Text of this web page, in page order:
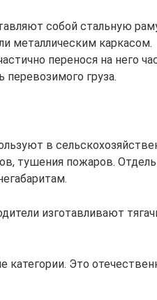
собой стальную
металлическим каркасом.
перенося на него
груза.
в
тушения пожаров.
изготавливают
категории. Это